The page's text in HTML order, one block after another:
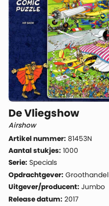
De Vliegshow
Airshow
Artikel nummer: 81453N
Aantal stukjes: 1000
Serie: Specials
Opdrachtgever: Groothandel
Uitgever/producent: Jumbo
Release datum: 2017